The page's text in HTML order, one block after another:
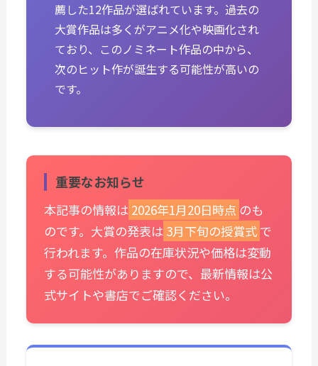
薦した12作品が選ばれています。過去の
大賞作品は多くがアニメ化や映画化され
ており、このノミネート作品の中から、
次のヒット作が誕生する可能性が高いの
です。
重要なお知らせ
本記事の情報は 2026年1月20日時点 のも
のです。大賞の発表は 3月下旬の授賞式 で
行われます。作品の在庫状況や価格は変動
する可能性がありますので、最新情報は公
式サイトや書店でご確認ください。